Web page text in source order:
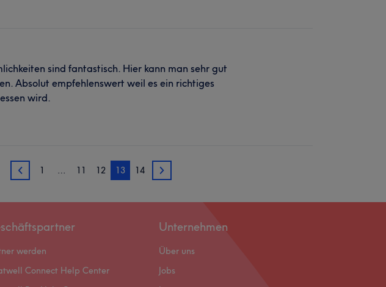
sind fantastisch. Hier kann man sehr gut
Absolut empfehlenswert weil es ein richtiges
wird.
12 1 … 11 12 13 14 14
werden
Connect Help Center
Unternehmen
Über uns
Jobs